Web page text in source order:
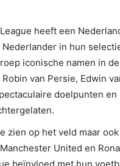
heeft een
in hun
iconische namen in
van Persie, Edwin
doelpunten en
zien op het veld maar
United en